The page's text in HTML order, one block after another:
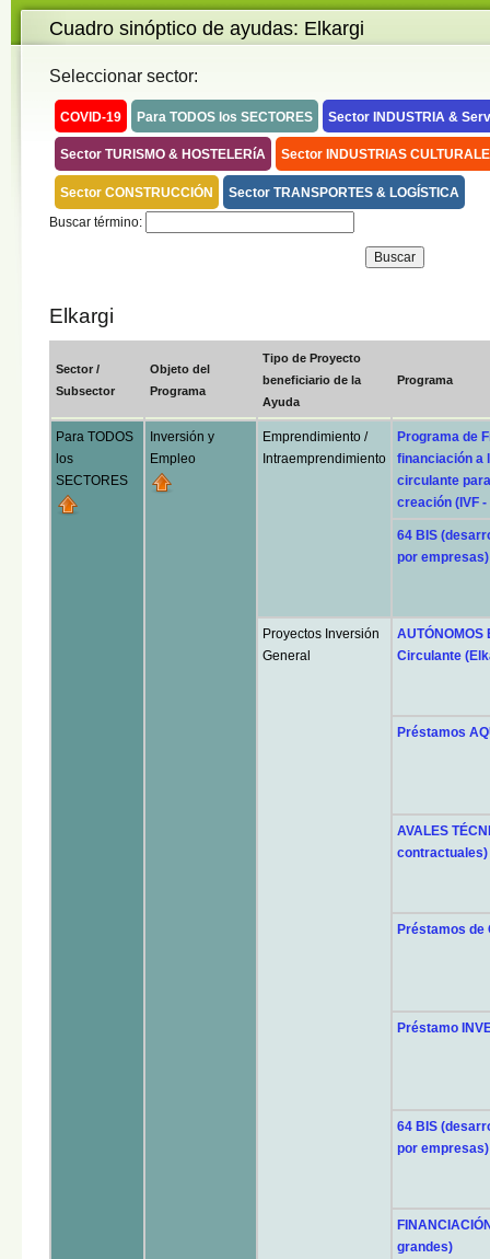
Cuadro sinóptico de ayudas: Elkargi
Seleccionar sector:
COVID-19 Para TODOS los SECTORES Sector INDUSTRIA &
Sector TURISMO & HOSTELERíA Sector INDUSTRIAS
Sector CONSTRUCCIÓN
Sector TRANSPORTES & LOGÍSTICA
Buscar término:
Elkargi
Sector /
Subsector
Objeto del
Programa
Tipo de Proyecto
beneficiario de la
Ayuda
Programa
Para TODOS
los
SECTORES
Inversión y
Empleo
Emprendimiento /
Intraemprendimiento
Programa de
financiación a
circulante
creación (IVF
64 BIS
por empresas)
Proyectos Inversión
General
Circulante
Préstamos
AVALES
contractuales)
Préstamos de
Préstamo
64 BIS
por empresas)
grandes)